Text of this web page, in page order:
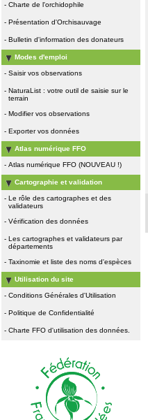
- Charte de l'orchidophile
- Présentation d'Orchisauvage
- Bulletin d'information des donateurs
Modes d'emploi
- Saisir vos observations
- NaturaList : votre outil de saisie sur le
terrain
- Modifier vos observations
- Exporter vos données
Atlas numérique FFO
- Atlas numérique FFO (NOUVEAU !)
Cartographie et validation
- Le rôle des cartographes et des
validateurs
- Vérification des données
- Les cartographes et validateurs par
départements
- Taxinomie et liste des noms d'espèces
Utilisation du site
- Conditions Générales d'Utilisation
- Politique de Confidentialité
- Charte FFO d'utilisation des données.